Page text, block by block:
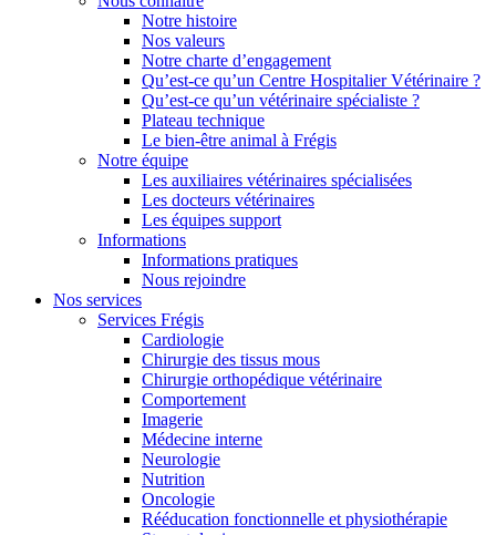
Notre histoire
Nos valeurs
Notre charte d’engagement
Qu’est-ce qu’un Centre Hospitalier Vétérinaire ?
Qu’est-ce qu’un vétérinaire spécialiste ?
Plateau technique
Le bien-être animal à Frégis
Notre équipe
Les auxiliaires vétérinaires spécialisées
Les docteurs vétérinaires
Les équipes support
Informations
Informations pratiques
Nous rejoindre
Nos services
Services Frégis
Cardiologie
Chirurgie des tissus mous
Chirurgie orthopédique vétérinaire
Comportement
Imagerie
Médecine interne
Neurologie
Nutrition
Oncologie
Rééducation fonctionnelle et physiothérapie